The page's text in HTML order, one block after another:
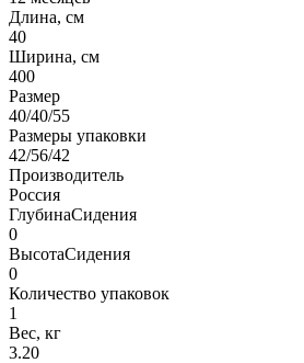
Длина, см
40
Ширина, см
400
Размер
40/40/55
Размеры упаковки
42/56/42
Производитель
Россия
ГлубинаСидения
0
ВысотаСидения
0
Количество упаковок
1
Вес, кг
3.20